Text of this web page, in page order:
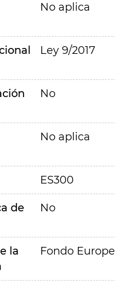
No aplica
Ley 9/2017
No
No aplica
ES300
de
No
la
Fondo